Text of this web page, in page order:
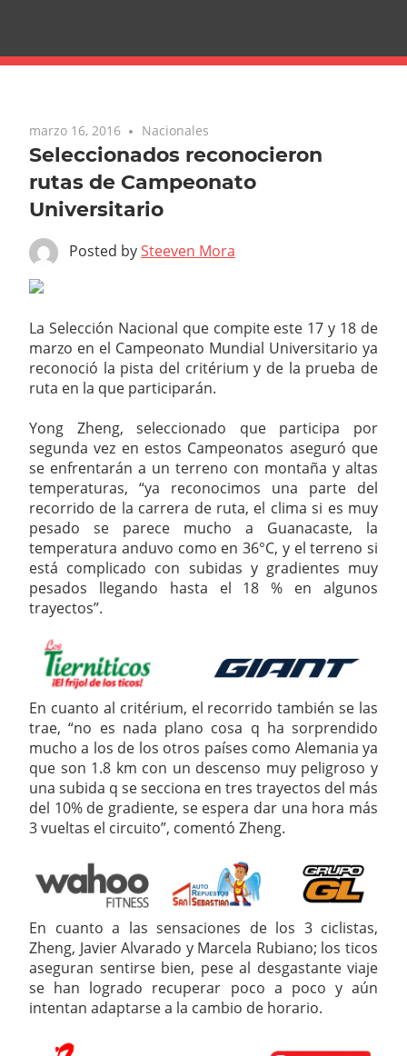
marzo 16, 2016 Nacionales
Seleccionados reconocieron
rutas de Campeonato
Universitario
Posted bySteeven Mora
La Selección Nacional que compite este 17 y 18 de
marzo en el Campeonato Mundial Universitario ya
reconoció la pista del critérium y de la prueba de
ruta en la que participarán.
Yong Zheng, seleccionado que participa por
segunda vez en estos Campeonatos aseguró que
se enfrentarán a un terreno con montaña y altas
temperaturas, “ya reconocimos una parte del
recorrido de la carrera de ruta, el clima si es muy
pesado se parece mucho a Guanacaste, la
temperatura anduvo como en 36°C, y el terreno si
está complicado con subidas y gradientes muy
pesados llegando hasta el 18 % en algunos
trayectos”.
En cuanto al critérium, el recorrido también se las
trae, “no es nada plano cosa q ha sorprendido
mucho a los de los otros países como Alemania ya
que son 1.8 km con un descenso muy peligroso y
una subida q se secciona en tres trayectos del más
del 10% de gradiente, se espera dar una hora más
3 vueltas el circuito”, comentó Zheng.
En cuanto a las sensaciones de los 3 ciclistas,
Zheng, Javier Alvarado y Marcela Rubiano; los ticos
aseguran sentirse bien, pese al desgastante viaje
se han logrado recuperar poco a poco y aún
intentan adaptarse a la cambio de horario.